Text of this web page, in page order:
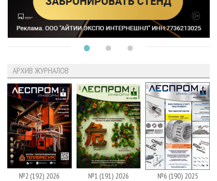
АРХИВ ЖУРНАЛОВ
№2 (192) 2026 №1 (191) 2026 №6 (190) 2025